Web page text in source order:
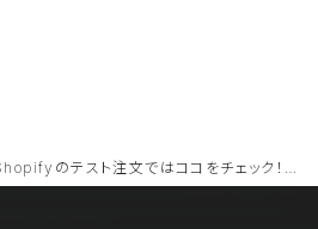
Shopifyのテスト注文ではココをチェック！2つの手順と注意点を解説